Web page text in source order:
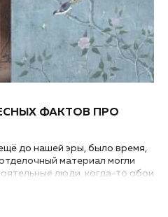
ФАКТОВ ПРО
до нашей эры, было время,
материал могли
люди, когда-то обои